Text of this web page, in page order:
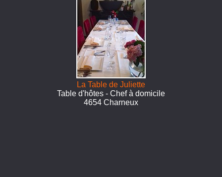
La Table de Juliette
Table d'hôtes - Chef à domicile
4654 Charneux